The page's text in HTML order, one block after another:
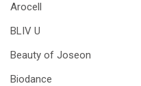
Arocell
BLIV U
Beauty of Joseon
Biodance